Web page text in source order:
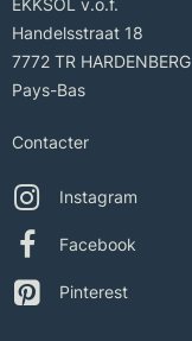
Handelsstraat 18
7772 TR HARDENBERG
Pays-Bas
Contacter
Instagram
Facebook
Pinterest